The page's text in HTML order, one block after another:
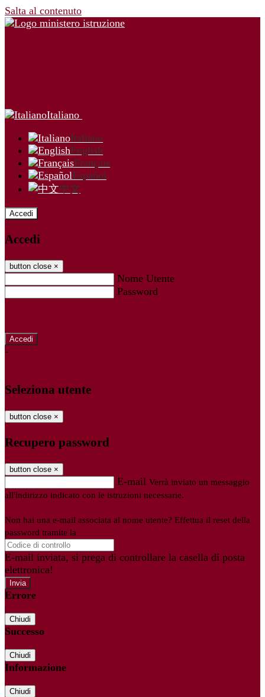
Salta al contenuto
Italiano
Italiano
English
Français
Español
中文
Accedi
Accedi
button close ×
Nome Utente
Password
-
Seleziona utente
button close ×
Recupero password
button close ×
E-mail Verrà inviato un messaggio
all'indirizzo indicato con le istruzioni necessarie.
Non hai una e-mail associata al nome utente? Effettua il reset della
password tramite la
E-mail inviata, si prega di controllare la casella di posta
elettronica!
Errore
Chiudi
Successo
Chiudi
Informazione
Chiudi